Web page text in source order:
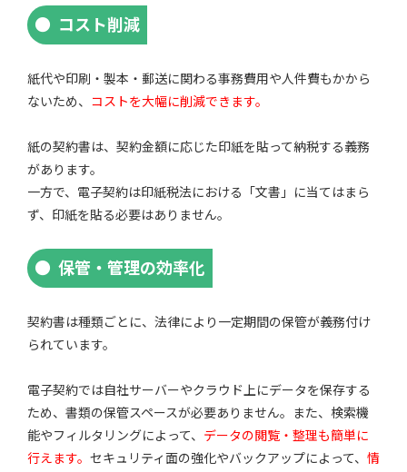
コスト削減
紙代や印刷・製本・郵送に関わる事務費用や人件費もかから
ないため、 コストを大幅に削減できます。
紙の契約書は、契約金額に応じた印紙を貼って納税する義務
があります。
一方で、電子契約は印紙税法における「文書」に当てはまら
ず、印紙を貼る必要はありません。
保管・管理の効率化
契約書は種類ごとに、法律により一定期間の保管が義務付け
られています。
電子契約では自社サーバーやクラウド上にデータを保存する
ため、書類の保管スペースが必要ありません。また、検索機
能やフィルタリングによって、 データの閲覧・整理も簡単に
行えます。 セキュリティ面の強化やバックアップによって、 情